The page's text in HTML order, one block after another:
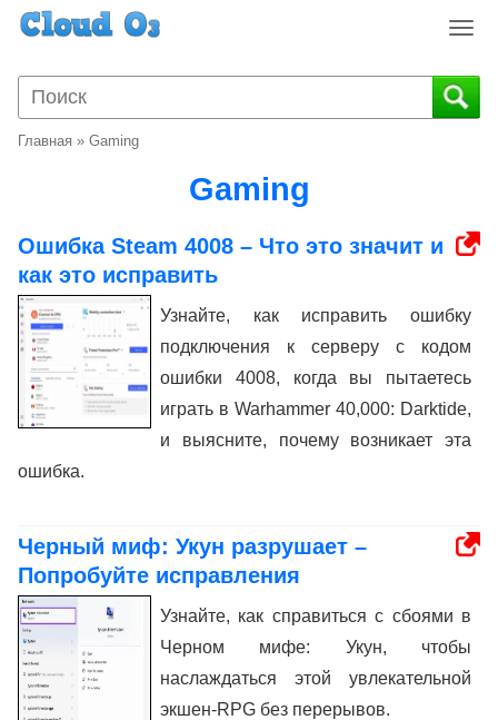
T
g
g
i
t
i
o
Главная » Gaming
Gaming
Ошибка Steam 4008 – Что это значит и
как это исправить
Узнайте, как исправить ошибку
подключения к серверу с кодом
ошибки 4008, когда вы пытаетесь
играть в Warhammer 40,000: Darktide,
и выясните, почему возникает эта
ошибка.
Черный миф: Укун разрушает –
Попробуйте исправления
Узнайте, как справиться с сбоями в
Черном мифе: Укун, чтобы
наслаждаться этой увлекательной
экшен-RPG без перерывов.